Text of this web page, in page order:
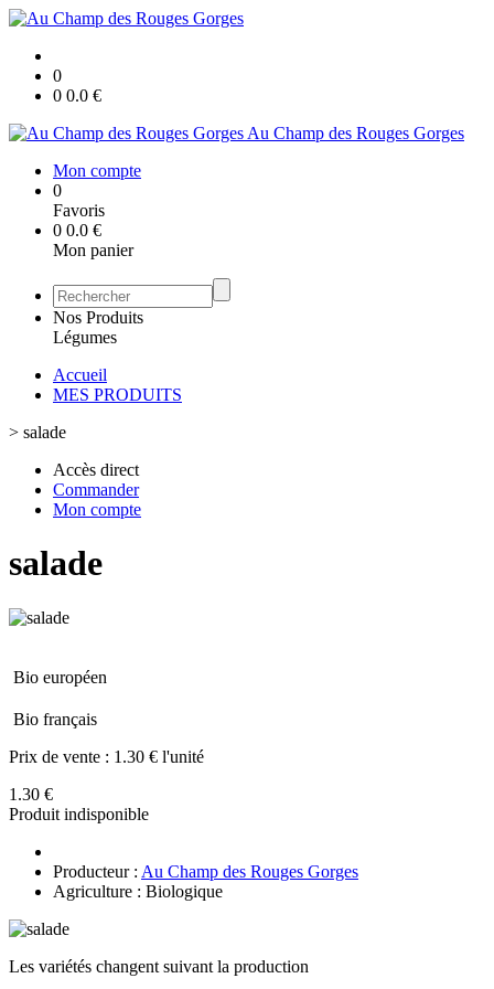
0
0 0.0 €
Au Champ des Rouges Gorges
Mon compte
0
Favoris
0 0.0 €
Mon panier
Nos Produits
Légumes
Accueil
MES PRODUITS
> salade
Accès direct
Commander
Mon compte
salade
Bio européen
Bio français
Prix de vente : 1.30 € l'unité
1.30 €
Produit indisponible
Producteur : Au Champ des Rouges Gorges
Agriculture : Biologique
Les variétés changent suivant la production